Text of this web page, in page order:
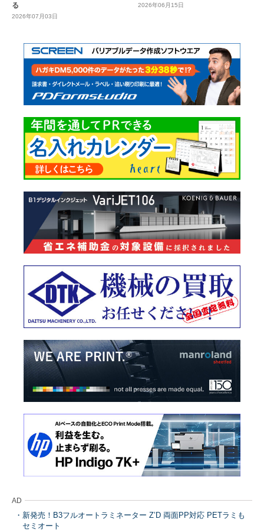
る
2026年07月03日
2026年06月15日
AD
新発売！B3フルオートラミネーター Z’D 両面PP対応 PETラミも
セミオート